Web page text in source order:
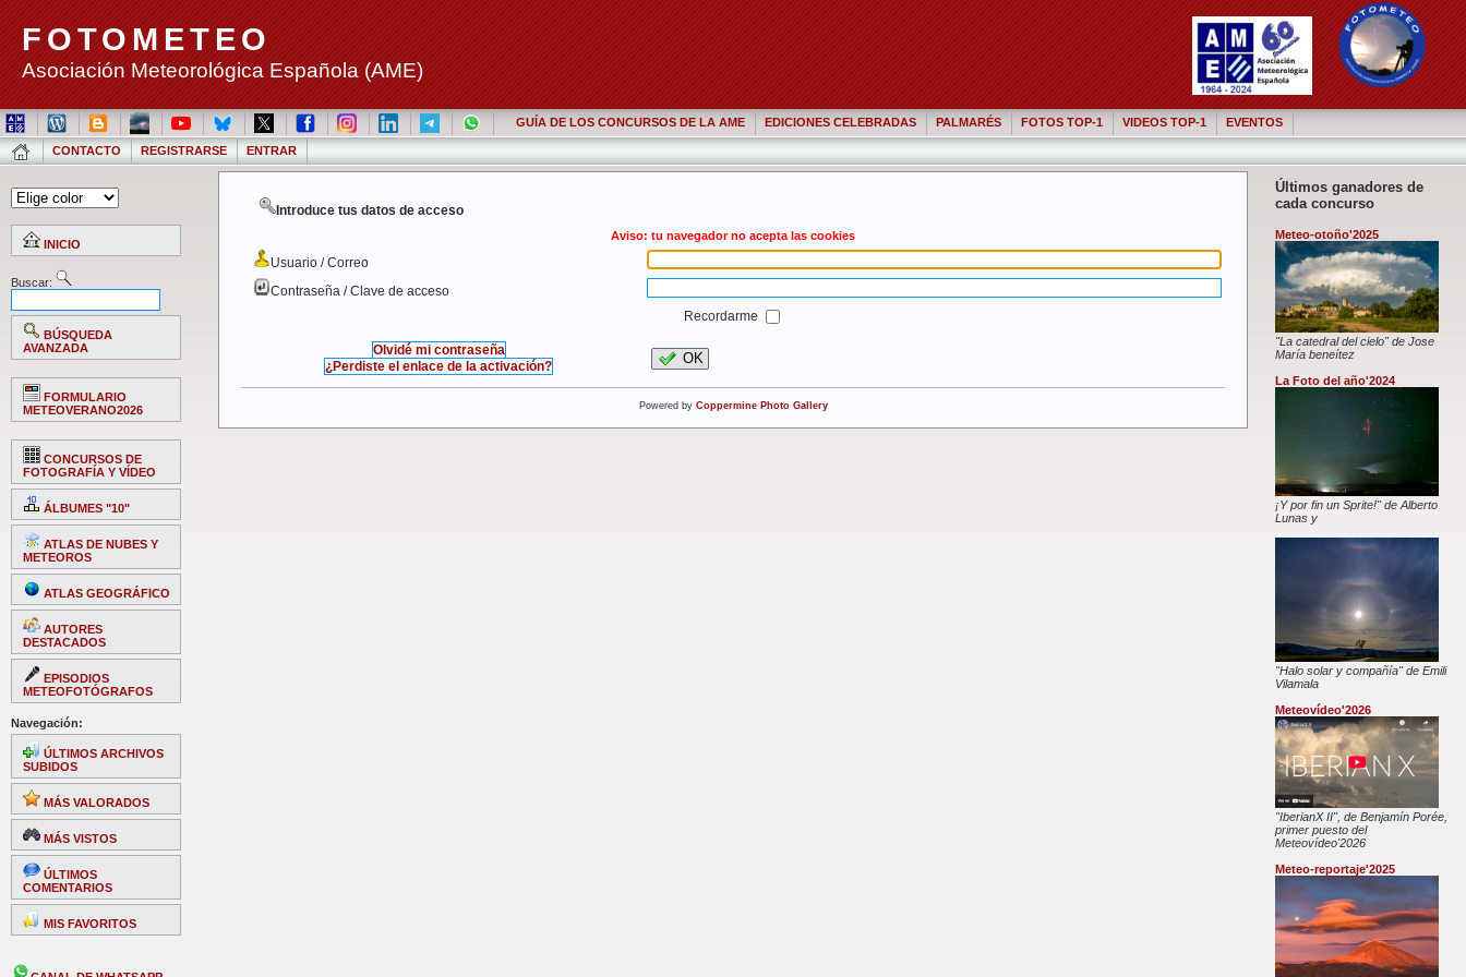
FOTOMETEO
Asociación Meteorológica Española (AME)
GUÍA DE LOS CONCURSOS DE LA AME EDICIONES CELEBRADAS PALMARÉS FOTOS TOP-1 VIDEOS TOP-1 EVENTOS
CONTACTO REGISTRARSE ENTRAR
INICIO
Buscar:
BÚSQUEDA
AVANZADA
FORMULARIO
METEOVERANO2026
CONCURSOS DE
FOTOGRAFÍA Y VÍDEO
ÁLBUMES "10"
ATLAS DE NUBES Y
METEOROS
ATLAS GEOGRÁFICO
AUTORES
DESTACADOS
EPISODIOS
METEOFOTÓGRAFOS
Navegación:
ÚLTIMOS ARCHIVOS
SUBIDOS
MÁS VALORADOS
MÁS VISTOS
ÚLTIMOS
COMENTARIOS
MIS FAVORITOS
Últimos ganadores de
cada concurso
Meteo-otoño'2025
"La catedral del cielo" de Jose
María beneítez
La Foto del año'2024
¡Y por fin un Sprite!" de Alberto
Lunas y
"Halo solar y compañía" de Emili
Vilamala
Meteovídeo'2026
"IberianX II", de Benjamín Porée,
primer puesto del
Meteovídeo'2026
Meteo-reportaje'2025
Introduce tus datos de acceso
Aviso: tu navegador no acepta las cookies
Usuario / Correo
Contraseña / Clave de acceso
Recordarme
Olvidé mi contraseña
¿Perdiste el enlace de la activación?
OK
Powered by Coppermine Photo Gallery